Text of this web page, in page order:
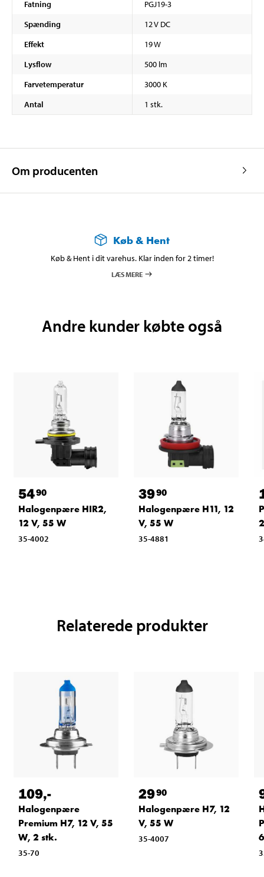
Fatning
PGJ19-3
Spænding
12 V DC
Effekt
19 W
Lysflow
500 lm
Farvetemperatur
3000 K
Antal
1 stk.
Om producenten
Køb & Hent
Køb & Hent i dit varehus. Klar inden for 2 timer!
LÆS MERE
Andre kunder købte også
5490
Halogenpære HIR2,
12 V, 55 W
35-4002
3990
Halogenpære H11, 12
V, 55 W
35-4881
Relaterede produkter
109,-
Halogenpære
Premium H7, 12 V, 55
W, 2 stk.
35-70
2990
Halogenpære H7, 12
V, 55 W
35-4007